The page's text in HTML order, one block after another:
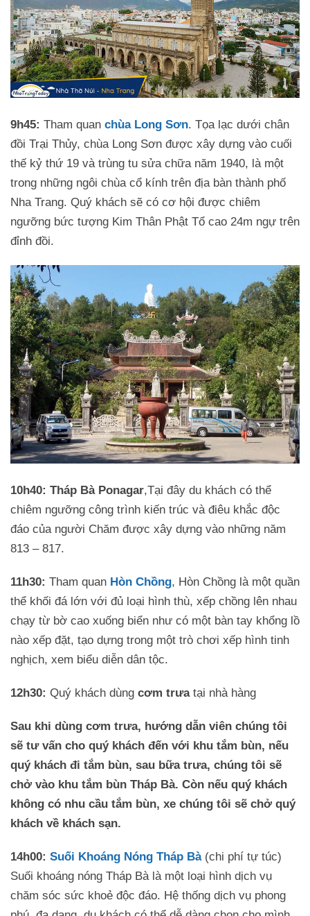
9h45: Tham quan chùa Long Sơn. Tọa lạc dưới chân
đồi Trại Thủy, chùa Long Sơn được xây dựng vào cuối
thế kỷ thứ 19 và trùng tu sửa chữa năm 1940, là một
trong những ngôi chùa cổ kính trên địa bàn thành phố
Nha Trang. Quý khách sẽ có cơ hội được chiêm
ngưỡng bức tượng Kim Thân Phật Tổ cao 24m ngự trên
đỉnh đồi.
10h40: Tháp Bà Ponagar,Tại đây du khách có thể
chiêm ngưỡng công trình kiến trúc và điêu khắc độc
đáo của người Chăm được xây dựng vào những năm
813 – 817.
11h30: Tham quan Hòn Chồng, Hòn Chồng là một quần
thể khối đá lớn với đủ loại hình thù, xếp chồng lên nhau
chạy từ bờ cao xuống biển như có một bàn tay khổng lồ
nào xếp đặt, tạo dựng trong một trò chơi xếp hình tinh
nghịch, xem biểu diễn dân tộc.
12h30: Quý khách dùng cơm trưatại nhà hàng
Sau khi dùng cơm trưa, hướng dẫn viên chúng tôi
sẽ tư vấn cho quý khách đến với khu tắm bùn, nếu
quý khách đi tắm bùn, sau bữa trưa, chúng tôi sẽ
chở vào khu tắm bùn Tháp Bà. Còn nếu quý khách
không có nhu cầu tắm bùn, xe chúng tôi sẽ chở quý
khách về khách sạn.
14h00: Suối Khoáng Nóng Tháp Bà(chi phí tự túc)
Suối khoáng nóng Tháp Bà là một loại hình dịch vụ
chăm sóc sức khoẻ độc đáo. Hệ thống dịch vụ phong